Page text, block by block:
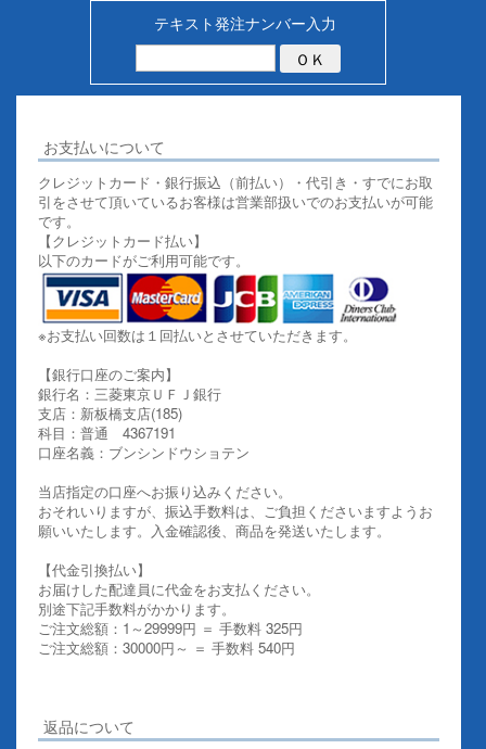
テキスト発注ナンバー入力
お支払いについて
クレジットカード・銀行振込（前払い）・代引き・すでにお取
引をさせて頂いているお客様は営業部扱いでのお支払いが可能
です。
【クレジットカード払い】
以下のカードがご利用可能です。
※お支払い回数は１回払いとさせていただきます。
【銀行口座のご案内】
銀行名：三菱東京ＵＦＪ銀行
支店：新板橋支店(185)
科目：普通 4367191
口座名義：ブンシンドウショテン
当店指定の口座へお振り込みください。
おそれいりますが、振込手数料は、ご負担くださいますようお
願いいたします。入金確認後、商品を発送いたします。
【代金引換払い】
お届けした配達員に代金をお支払ください。
別途下記手数料がかかります。
ご注文総額：1～29999円 ＝ 手数料 325円
ご注文総額：30000円～ ＝ 手数料 540円
返品について